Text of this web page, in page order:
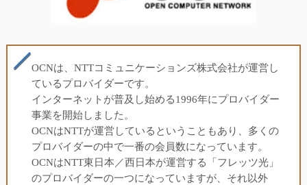
OCNは、NTTコミュニケーションズ株式会社が運営し
ているプロバイダーです。
インターネットが普及し始める1996年にプロバイダー
事業を開始しました。
OCNはNTTが運営しているということもあり、多くの
プロバイダーの中で一番の会員数になっています。
OCNはNTT東日本／西日本が運営する「フレッツ光」
のプロバイダーの一つになっていますが、それ以外